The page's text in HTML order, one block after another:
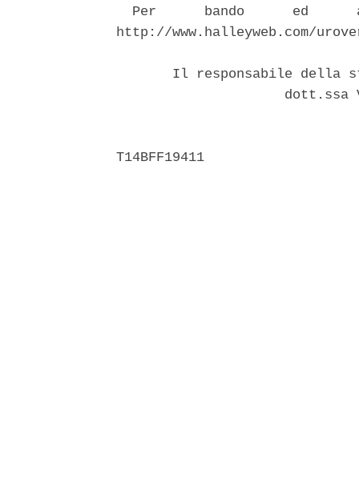
Per      bando      ed
http://www.halleyweb.com/
Il responsabile della